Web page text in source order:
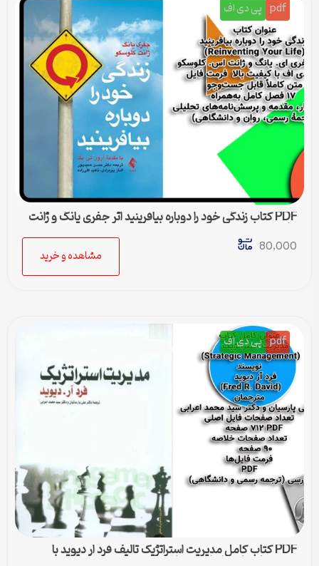
pdf پی دی اف
PDF کتاب زندگی خود را دوباره بیافرینید اثر جفری یانگ و ژانت
کلوسکو
80,000
مشاهده و خرید
pdf پی دی اف
PDF کتاب کامل مدیریت استراتژیک تالیف فرد ار دیوید با
ترجمه پارسیان و اعرابی + خلاصه